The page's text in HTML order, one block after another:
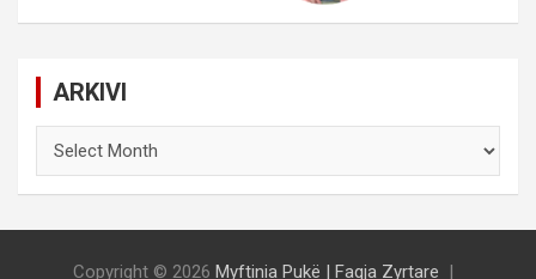
ARKIVI
Copyright © 2026 Myftinia Pukë | Faqja Zyrtare